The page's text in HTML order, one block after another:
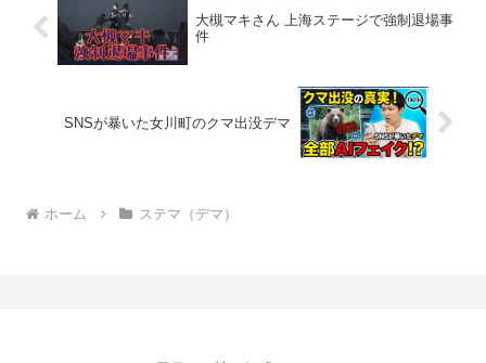
大槻マキさん 上海ステージで強制退場事
件
SNSが暴いた女川町のクマ出没デマ
ホーム ステマ（デマ）